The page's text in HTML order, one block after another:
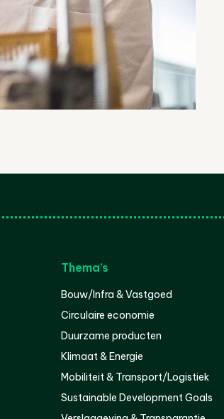
Thema’s
Bouw/Infra & Vastgoed
Circulaire economie
Duurzame producten
Klimaat & Energie
Mobiliteit & Transport/Logistiek
Sustainable Development Goals